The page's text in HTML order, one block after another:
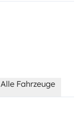
Alle Fahrzeuge